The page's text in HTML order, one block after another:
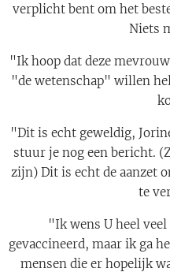
verplicht bent om het
Niets
"Ik hoop dat deze
"de wetenschap" willen
"Dit is echt geweldig,
stuur je nog een bericht.
zijn) Dit is echt de aanzet
te
"Ik wens U heel
gevaccineerd, maar ik ga
mensen die er hopelijk